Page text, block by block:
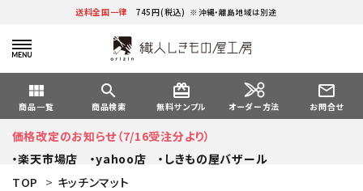
送料全国一律 745円(税込) ※沖縄・離島地域は別途
view_module
商品一覧
search
商品検索
card_giftcard
無料サンプル オーダー方法
mail_outline
お問合せ
価格改定のお知らせ（7/16受注分より）
・楽天市場店
・yahoo店
・しきもの屋バザール
TOP > キッチンマット